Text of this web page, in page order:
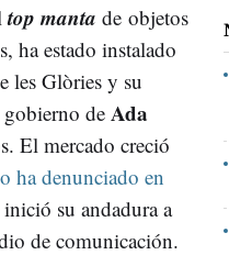
topmanta de objetos
ha estado instalado
lesGlòries y su
de Ada
El mercado creció
ha denunciado en
inició su andadura a
de comunicación.